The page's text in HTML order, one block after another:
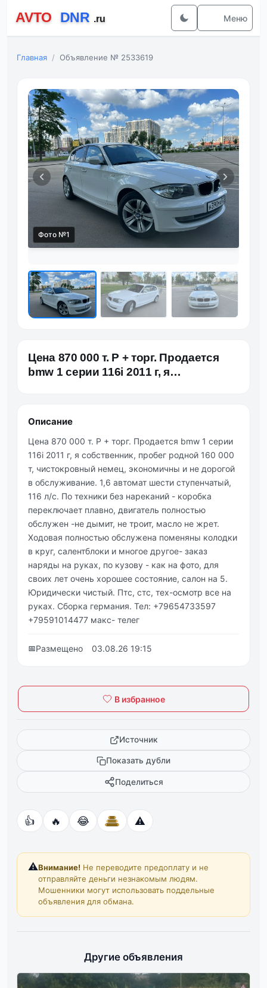
Меню
Главная Объявление № 2533619
Фото №1
Цена 870 000 т. Р + торг. Продается
bmw 1 серии 116i 2011 г, я
Описание
Цена 870 000 т. Р + торг. Продается bmw 1 серии
116i 2011 г, я собственник, пробег родной 160 000
т, чистокровный немец, экономичны и не дорогой
в обслуживание. 1,6 автомат шести ступенчатый,
116 л/с. По техники без нареканий - коробка
переключает плавно, двигатель полностью
обслужен -не дымит, не троит, масло не жрет.
Ходовая полностью обслужена поменяны колодки
в круг, салентблоки и многое другое- заказ
наряды на руках, по кузову - как на фото, для
своих лет очень хорошее состояние, салон на 5.
Юридически чистый. Птс, стс, тех-осмотр все на
руках. Сборка германия. Тел: +79654733597
+79591014477 макс- телег
📅Размещено 03.08.26 19:15
В избранное
Источник
Показать дубли
Поделиться
👍 🔥 😂 ⚠️
⚠️Внимание! Не переводите предоплату и не
отправляйте деньги незнакомым людям.
Мошенники могут использовать поддельные
объявления для обмана.
Другие объявления